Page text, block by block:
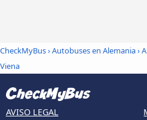
CheckMyBus›Autobuses en Alemania›
Viena
AVISO LEGAL